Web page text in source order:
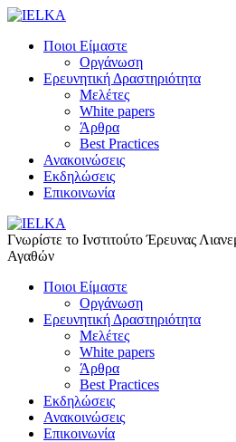
Ποιοι Είμαστε
Οργάνωση
Ερευνητική Δραστηριότητα
Μελέτες
White papers
Άρθρα
Best Practices
Ανακοινώσεις
Εκδηλώσεις
Επικοινωνία
Γνωρίστε το Iνστιτούτο Έρευνας
Αγαθών
Ποιοι Είμαστε
Οργάνωση
Ερευνητική Δραστηριότητα
Μελέτες
White papers
Άρθρα
Best Practices
Εκδηλώσεις
Ανακοινώσεις
Επικοινωνία